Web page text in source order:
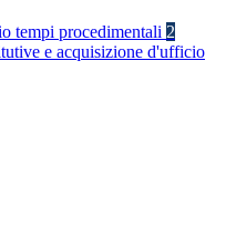
tempi procedimentali 2
e acquisizione d'ufficio